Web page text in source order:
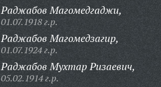
Раджабов Магомедгаджи,
01.07.1918 г.р.
Раджабов Магомедзагир,
01.07.1924 г.р.
Раджабов Мухтар Ризаевич,
05.02.1914 г.р.